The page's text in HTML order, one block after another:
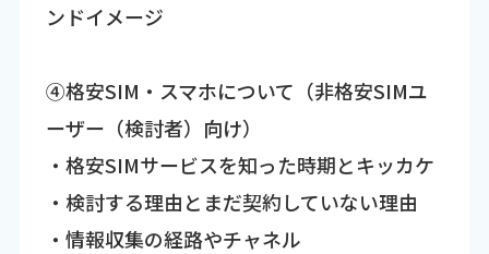
ンドイメージ
④格安SIM・スマホについて（非格安SIMユ
ーザー（検討者）向け）
・格安SIMサービスを知った時期とキッカケ
・検討する理由とまだ契約していない理由
・情報収集の経路やチャネル